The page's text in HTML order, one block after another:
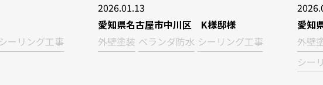
シーリング工事
2026.01.13
愛知県名古屋市中川区 K様邸様
外壁塗装 ベランダ防水 シーリング工事
愛知
外壁
シー